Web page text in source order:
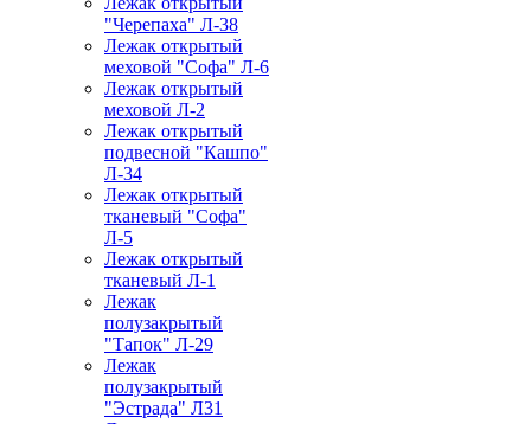
"Черепаха" Л-38
Лежак открытый
меховой "Софа" Л-6
Лежак открытый
меховой Л-2
Лежак открытый
подвесной "Кашпо"
Л-34
Лежак открытый
тканевый "Софа"
Л-5
Лежак открытый
тканевый Л-1
Лежак
полузакрытый
"Тапок" Л-29
Лежак
полузакрытый
"Эстрада" Л31